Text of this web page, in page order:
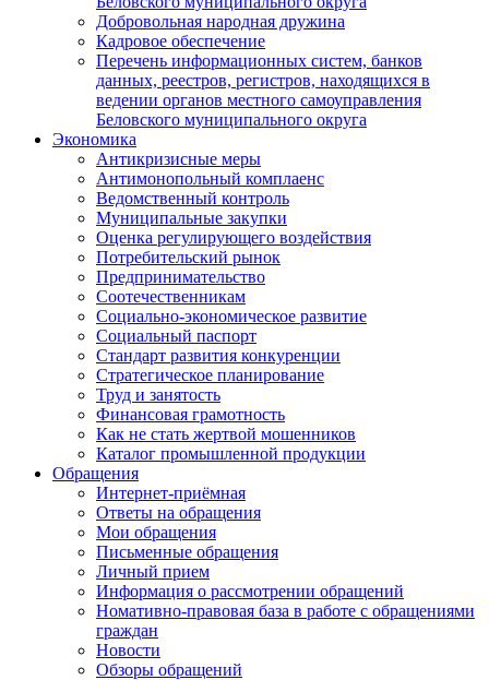
Добровольная народная дружина
Кадровое обеспечение
Перечень информационных систем, банков
данных, реестров, регистров, находящихся в
ведении органов местного самоуправления
Беловского муниципального округа
Экономика
Антикризисные меры
Антимонопольный комплаенс
Ведомственный контроль
Муниципальные закупки
Оценка регулирующего воздействия
Потребительский рынок
Предпринимательство
Соотечественникам
Социально-экономическое развитие
Социальный паспорт
Стандарт развития конкуренции
Стратегическое планирование
Труд и занятость
Финансовая грамотность
Как не стать жертвой мошенников
Каталог промышленной продукции
Обращения
Интернет-приёмная
Ответы на обращения
Мои обращения
Письменные обращения
Личный прием
Информация о рассмотрении обращений
Номативно-правовая база в работе с обращениями
граждан
Новости
Обзоры обращений